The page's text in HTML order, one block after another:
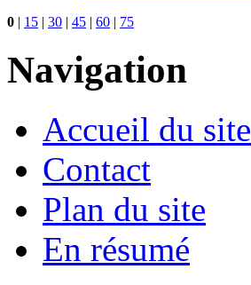
0 | 15 | 30 | 45 | 60 | 75
Navigation
Accueil du site
Contact
Plan du site
En résumé